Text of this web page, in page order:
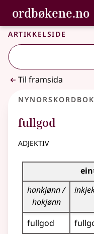
Gå til
Tilgjenge
ordbøkene.no
Bokmålsordboka og
Artikkelside
Til framsida
fullgod
adjektiv
Bøyningstabell
hankjønn /
hokjønn
fullgod